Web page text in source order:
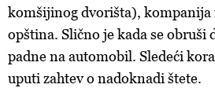
komšijinog dvorišta), kompanija
opština. Slično je kada se obruši
padne na automobil. Sledeći
uputi zahtev o nadoknadi štete.